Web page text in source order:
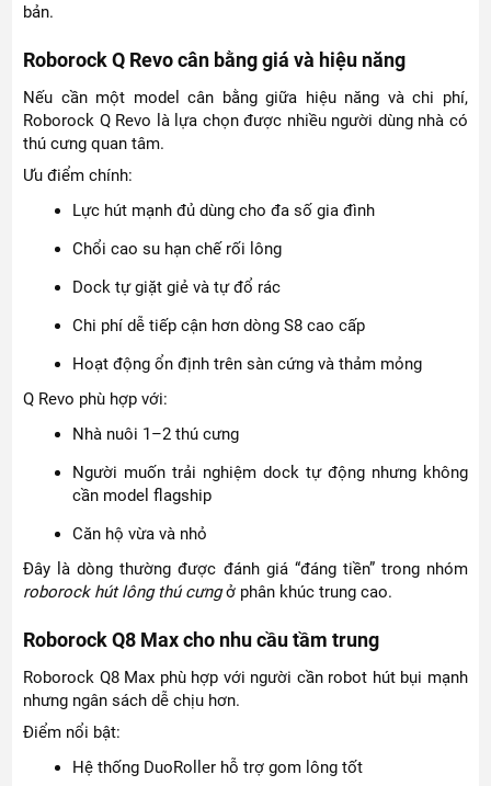
bản.
Roborock Q Revo cân bằng giá và hiệu năng
Nếu cần một model cân bằng giữa hiệu năng và chi phí,
Roborock Q Revo là lựa chọn được nhiều người dùng nhà có
thú cưng quan tâm.
Ưu điểm chính:
Lực hút mạnh đủ dùng cho đa số gia đình
Chổi cao su hạn chế rối lông
Dock tự giặt giẻ và tự đổ rác
Chi phí dễ tiếp cận hơn dòng S8 cao cấp
Hoạt động ổn định trên sàn cứng và thảm mỏng
Q Revo phù hợp với:
Nhà nuôi 1–2 thú cưng
Người muốn trải nghiệm dock tự động nhưng không
cần model flagship
Căn hộ vừa và nhỏ
Đây là dòng thường được đánh giá “đáng tiền” trong nhóm
roborock hút lông thú cưngở phân khúc trung cao.
Roborock Q8 Max cho nhu cầu tầm trung
Roborock Q8 Max phù hợp với người cần robot hút bụi mạnh
nhưng ngân sách dễ chịu hơn.
Điểm nổi bật:
Hệ thống DuoRoller hỗ trợ gom lông tốt